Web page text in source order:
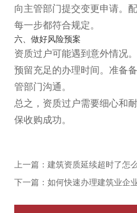
向主管部门提交变更申请。
每一步都符合规定。
六、做好风险预案
资质过户可能遇到意外情况。
预留充足的办理时间。准备
管部门沟通。
总之，资质过户需要细心和
保收购成功。
上一篇：建筑资质延续超时了怎
下一篇：如何快速办理建筑业企